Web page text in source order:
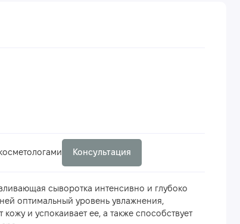
сыворотка интенсивно и глубоко
оптимальный уровень увлажнения,
кожу и успокаивает ее, а также способствует
Консультация